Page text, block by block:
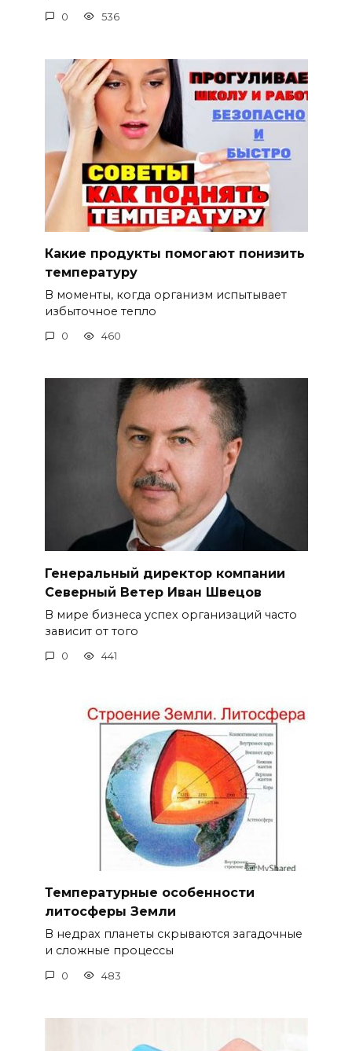
0 536
Какие продукты помогают понизить
температуру
В моменты, когда организм испытывает
избыточное тепло
0 460
Генеральный директор компании
Северный Ветер Иван Швецов
В мире бизнеса успех организаций часто
зависит от того
0 441
Температурные особенности
литосферы Земли
В недрах планеты скрываются загадочные
и сложные процессы
0 483